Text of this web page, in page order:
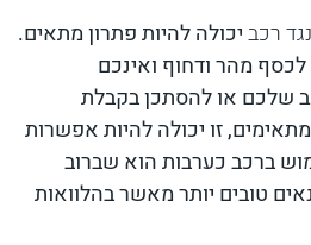
רכביכולה להיות פתרון מתאים.
מהר ודחוף ואינכם
שלכם או להסתכן בקבלת
זו יכולה להיות אפשרות
ברכב כערבות הוא שברוב
טובים יותר מאשר בהלוואות